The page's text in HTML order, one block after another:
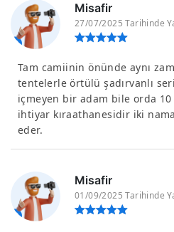
Misafir
27/07/2025 Tarihinde
Tam camiinin önünde aynı
tentelerle örtülü şadırvanlı
içmeyen bir adam bile orda
ihtiyar kıraathanesidir iki
eder.
Misafir
01/09/2025 Tarihinde